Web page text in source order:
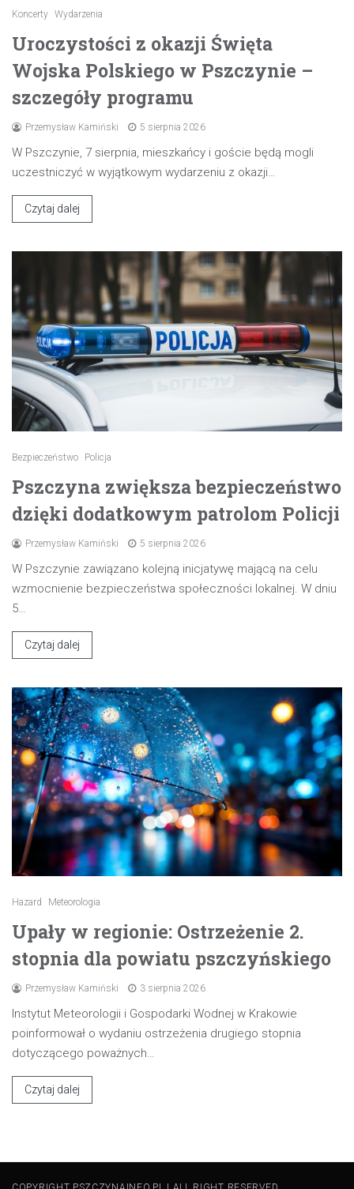
Koncerty Wydarzenia
Uroczystości z okazji Święta
Wojska Polskiego w Pszczynie –
szczegóły programu
Przemysław Kamiński 5 sierpnia 2026
W Pszczynie, 7 sierpnia, mieszkańcy i goście będą mogli
uczestniczyć w wyjątkowym wydarzeniu z okazji…
Czytaj dalej
Bezpieczeństwo Policja
Pszczyna zwiększa bezpieczeństwo
dzięki dodatkowym patrolom Policji
Przemysław Kamiński 5 sierpnia 2026
W Pszczynie zawiązano kolejną inicjatywę mającą na celu
wzmocnienie bezpieczeństwa społeczności lokalnej. W dniu
5…
Czytaj dalej
Hazard Meteorologia
Upały w regionie: Ostrzeżenie 2.
stopnia dla powiatu pszczyńskiego
Przemysław Kamiński 3 sierpnia 2026
Instytut Meteorologii i Gospodarki Wodnej w Krakowie
poinformował o wydaniu ostrzeżenia drugiego stopnia
dotyczącego poważnych…
Czytaj dalej